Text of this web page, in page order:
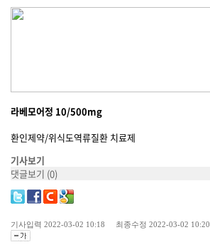
라베모어정 10/500mg
환인제약/위식도역류질환 치료제
기사보기
댓글보기 (0)
기사입력 2022-03-02 10:18 최종수정 2022-03-02 10:20